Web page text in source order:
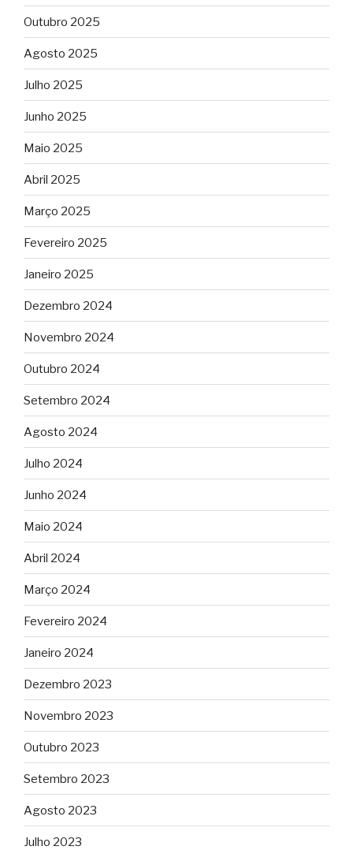
Outubro 2025
Agosto 2025
Julho 2025
Junho 2025
Maio 2025
Abril 2025
Março 2025
Fevereiro 2025
Janeiro 2025
Dezembro 2024
Novembro 2024
Outubro 2024
Setembro 2024
Agosto 2024
Julho 2024
Junho 2024
Maio 2024
Abril 2024
Março 2024
Fevereiro 2024
Janeiro 2024
Dezembro 2023
Novembro 2023
Outubro 2023
Setembro 2023
Agosto 2023
Julho 2023